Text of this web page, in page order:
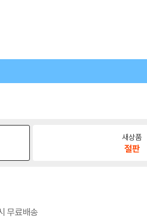
새상품
절판
무료배송